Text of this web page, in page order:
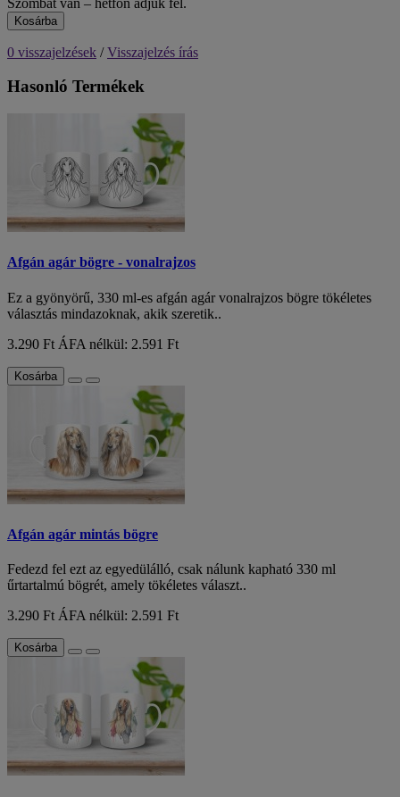
Kosárba
0 visszajelzések /Visszajelzés írás
Hasonló Termékek
Afgán agár bögre - vonalrajzos
Ez a gyönyörű, 330 ml-es afgán agár vonalrajzos bögre tökéletes
választás mindazoknak, akik szeretik..
3.290 Ft ÁFA nélkül: 2.591 Ft
Kosárba
Afgán agár mintás bögre
Fedezd fel ezt az egyedülálló, csak nálunk kapható 330 ml
űrtartalmú bögrét, amely tökéletes választ..
3.290 Ft ÁFA nélkül: 2.591 Ft
Kosárba